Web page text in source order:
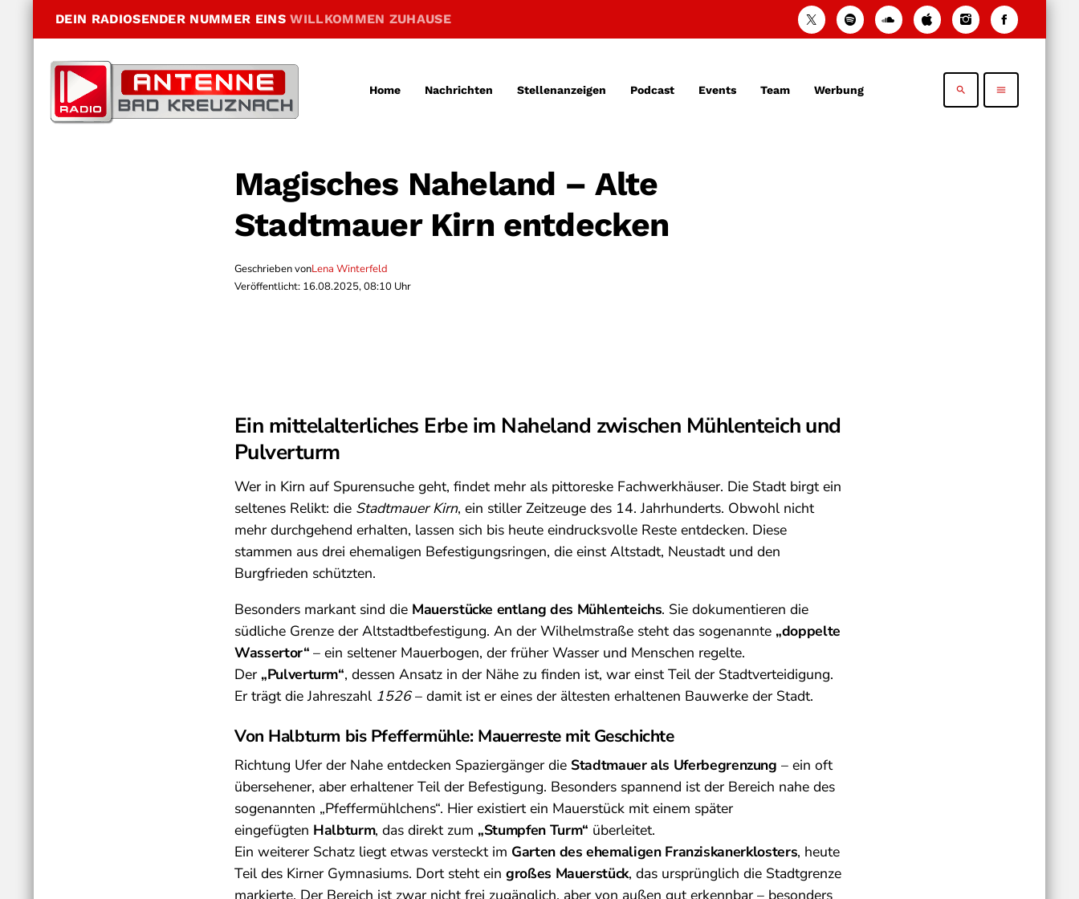
DEIN RADIOSENDER NUMMER EINSWILLKOMMEN ZUHAUSE
Home Nachrichten Stellenanzeigen Podcast Events Team Werbung search menu
Magisches Naheland – Alte
Stadtmauer Kirn entdecken
Geschrieben vonLena Winterfeld
Veröffentlicht: 16.08.2025, 08:10 Uhr
Ein mittelalterliches Erbe im Naheland zwischen Mühlenteich und
Pulverturm
Wer in Kirn auf Spurensuche geht, findet mehr als pittoreske Fachwerkhäuser. Die Stadt birgt ein
seltenes Relikt: die Stadtmauer Kirn, ein stiller Zeitzeuge des 14. Jahrhunderts. Obwohl nicht
mehr durchgehend erhalten, lassen sich bis heute eindrucksvolle Reste entdecken. Diese
stammen aus drei ehemaligen Befestigungsringen, die einst Altstadt, Neustadt und den
Burgfrieden schützten.
Besonders markant sind die Mauerstücke entlang des Mühlenteichs. Sie dokumentieren die
südliche Grenze der Altstadtbefestigung. An der Wilhelmstraße steht das sogenannte „doppelte
Wassertor“ – ein seltener Mauerbogen, der früher Wasser und Menschen regelte.
Der „Pulverturm“, dessen Ansatz in der Nähe zu finden ist, war einst Teil der Stadtverteidigung.
Er trägt die Jahreszahl 1526– damit ist er eines der ältesten erhaltenen Bauwerke der Stadt.
Von Halbturm bis Pfeffermühle: Mauerreste mit Geschichte
Richtung Ufer der Nahe entdecken Spaziergänger die Stadtmauer als Uferbegrenzung – ein oft
übersehener, aber erhaltener Teil der Befestigung. Besonders spannend ist der Bereich nahe des
sogenannten „Pfeffermühlchens“. Hier existiert ein Mauerstück mit einem später
eingefügten Halbturm, das direkt zum „Stumpfen Turm“ überleitet.
Ein weiterer Schatz liegt etwas versteckt im Garten des ehemaligen Franziskanerklosters, heute
Teil des Kirner Gymnasiums. Dort steht ein großes Mauerstück, das ursprünglich die Stadtgrenze